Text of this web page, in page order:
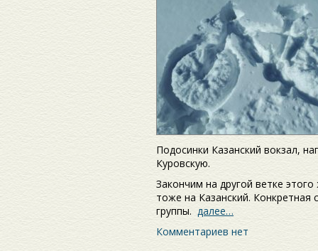
Подосинки Казанский вокзал,
Куровскую.
Закончим на другой ветке
тоже на Казанский. Конкретная
группы. далее…
Комментариев нет